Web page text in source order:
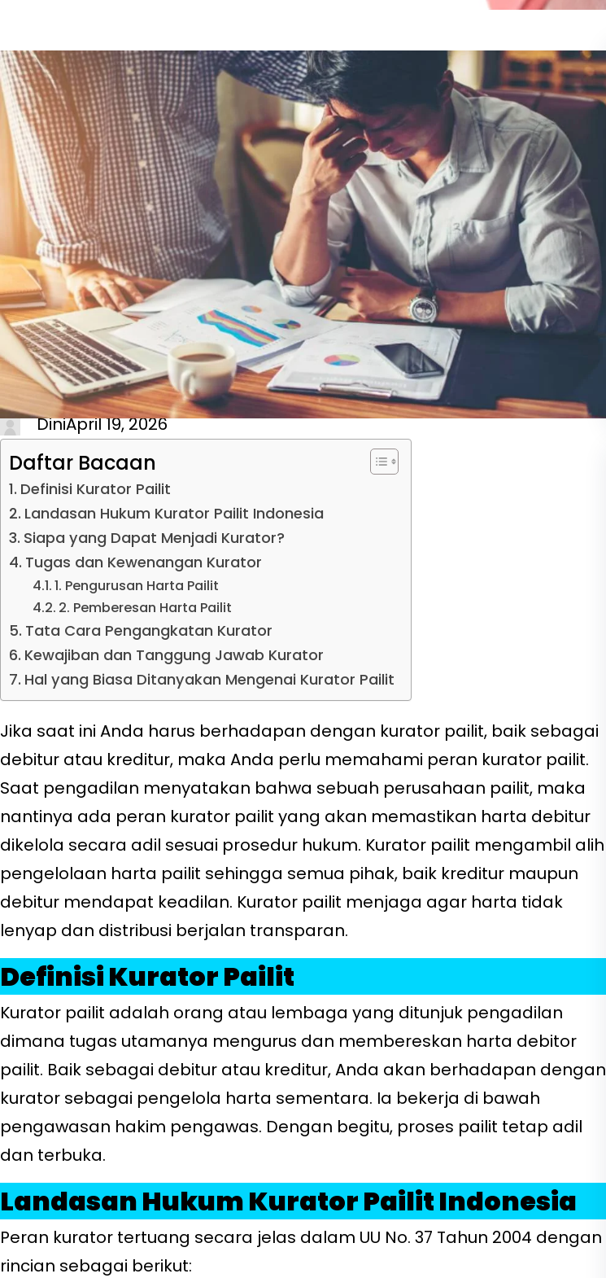
DiniApril 19, 2026
Daftar Bacaan
Definisi Kurator Pailit
Landasan Hukum Kurator Pailit Indonesia
Siapa yang Dapat Menjadi Kurator?
Tugas dan Kewenangan Kurator
1. Pengurusan Harta Pailit
2. Pemberesan Harta Pailit
Tata Cara Pengangkatan Kurator
Kewajiban dan Tanggung Jawab Kurator
Hal yang Biasa Ditanyakan Mengenai Kurator Pailit
Jika saat ini Anda harus berhadapan dengan kurator pailit, baik sebagai
debitur atau kreditur, maka Anda perlu memahami peran kurator pailit.
Saat pengadilan menyatakan bahwa sebuah perusahaan pailit, maka
nantinya ada peran kurator pailit yang akan memastikan harta debitur
dikelola secara adil sesuai prosedur hukum. Kurator pailit mengambil alih
pengelolaan harta pailit sehingga semua pihak, baik kreditur maupun
debitur mendapat keadilan. Kurator pailit menjaga agar harta tidak
lenyap dan distribusi berjalan transparan.
Definisi Kurator Pailit
Kurator pailit adalah orang atau lembaga yang ditunjuk pengadilan
dimana tugas utamanya mengurus dan membereskan harta debitor
pailit. Baik sebagai debitur atau kreditur, Anda akan berhadapan dengan
kurator sebagai pengelola harta sementara. Ia bekerja di bawah
pengawasan hakim pengawas. Dengan begitu, proses pailit tetap adil
dan terbuka.
Landasan Hukum Kurator Pailit Indonesia
Peran kurator tertuang secara jelas dalam UU No. 37 Tahun 2004 dengan
rincian sebagai berikut: